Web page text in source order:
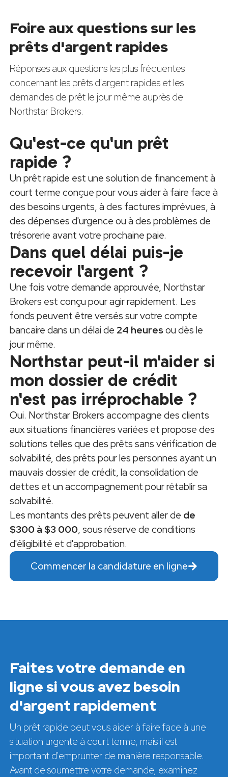
Foire aux questions sur les
prêts d'argent rapides
Réponses aux questions les plus fréquentes
concernant les prêts d'argent rapides et les
demandes de prêt le jour même auprès de
Northstar Brokers.
Qu'est-ce qu'un prêt
rapide ?
Un prêt rapide est une solution de financement à
court terme conçue pour vous aider à faire face à
des besoins urgents, à des factures imprévues, à
des dépenses d'urgence ou à des problèmes de
trésorerie avant votre prochaine paie.
Dans quel délai puis-je
recevoir l'argent ?
Une fois votre demande approuvée, Northstar
Brokers est conçu pour agir rapidement. Les
fonds peuvent être versés sur votre compte
bancaire dans un délai de 24 heures ou dès le
jour même.
Northstar peut-il m'aider si
mon dossier de crédit
n'est pas irréprochable ?
Oui. Northstar Brokers accompagne des clients
aux situations financières variées et propose des
solutions telles que des prêts sans vérification de
solvabilité, des prêts pour les personnes ayant un
mauvais dossier de crédit, la consolidation de
dettes et un accompagnement pour rétablir sa
solvabilité.
Les montants des prêts peuvent aller de de
$300 à $3 000, sous réserve de conditions
d'éligibilité et d'approbation.
Commencer la candidature en ligne
Faites votre demande en
ligne si vous avez besoin
d'argent rapidement
Un prêt rapide peut vous aider à faire face à une
situation urgente à court terme, mais il est
important d'emprunter de manière responsable.
Avant de soumettre votre demande, examinez